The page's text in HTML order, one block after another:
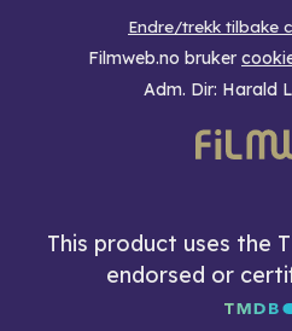
Endre/trekk tilbake
Filmweb.no bruker
Adm. Dir: Harald
This product uses the
endorsed or